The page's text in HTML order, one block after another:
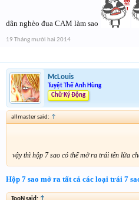
dân nghèo đua CAM làm sao
19 Tháng mười hai 2014
McLouis
Tuyệt Thế Anh Hùng
Chữ Ký Động
allmaster said: ↑
vậy thì hộp 7 sao có thể mở ra trái tên lửa
Hộp 7 sao mở ra tất cả các loại trái 7